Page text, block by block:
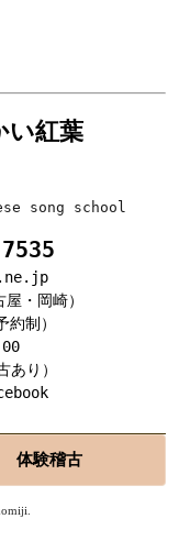
い紅葉
song school
・岡崎）
制）
り）
体験稽古